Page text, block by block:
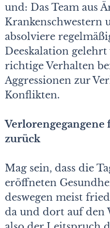
und: Das Team aus
Krankenschwestern
absolviere
Deeskalation gelehrt
richtige Verhalten
Aggressionen zur
Konflikten.
zurück
Mag sein, dass die
eröffneten
deswegen meist
da und dort auf den